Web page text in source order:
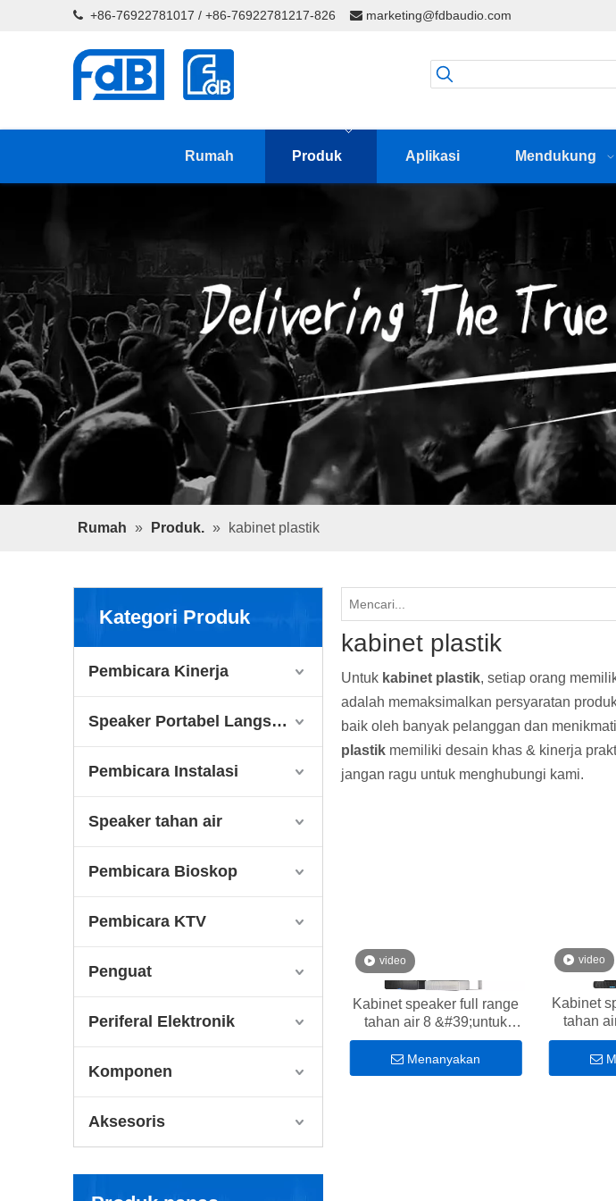
 +86-76922781017 / +86-76922781217-826  marketing@fdbaudio.com
Rumah Produk Aplikasi Mendukung
Rumah » Produk. » kabinet plastik
Kategori Produk
Pembicara Kinerja
Speaker Portabel Langsung
Pembicara Instalasi
Speaker tahan air
Pembicara Bioskop
Pembicara KTV
Penguat
Periferal Elektronik
Komponen
Aksesoris
kabinet plastik
Untuk kabinet plastik, setiap orang
adalah memaksimalkan persyaratan
baik oleh banyak pelanggan dan
plastik memiliki desain khas & kinerja
jangan ragu untuk menghubungi kami.
video
Kabinet speaker full range
tahan air 8 &#39;untuk
gereja
Menanyakan
video
Kabinet
tahan